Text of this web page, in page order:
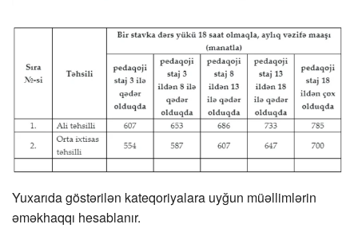
Yuxarıda göstərilən kateqoriyalara uyğun müəllimlərin
əməkhaqqı hesablanır.